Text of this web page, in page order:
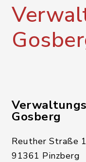
Gosberg
Reuther Straße 1
91361 Pinzberg